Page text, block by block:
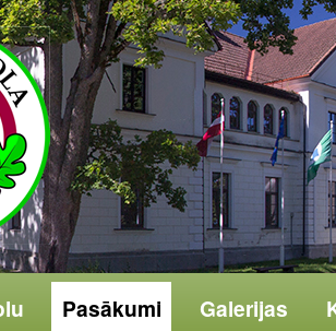
Pasākumi Galerijas